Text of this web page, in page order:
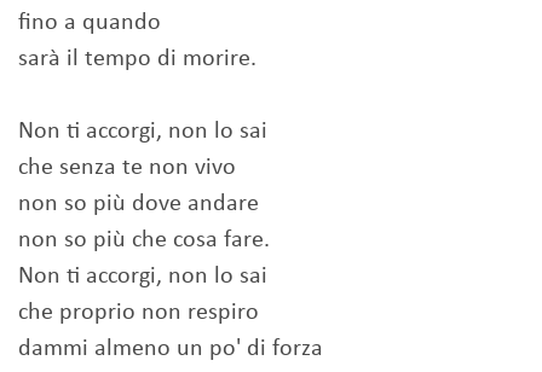
fino a quando
sarà il tempo di morire.
Non ti accorgi, non lo sai
che senza te non vivo
non so più dove andare
non so più che cosa fare.
Non ti accorgi, non lo sai
che proprio non respiro
dammi almeno un po' di forza